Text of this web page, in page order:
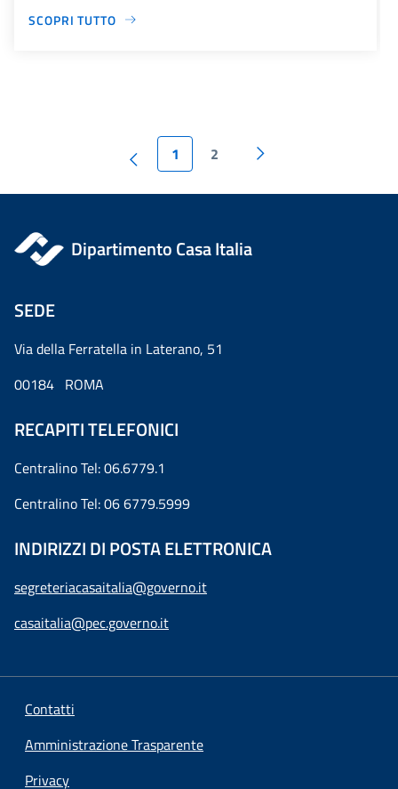
SCOPRI TUTTO
1 2
Dipartimento Casa Italia
SEDE
Via della Ferratella in Laterano, 51
00184 ROMA
RECAPITI TELEFONICI
Centralino Tel: 06.6779.1
Centralino Tel: 06 6779.5999
INDIRIZZI DI POSTA ELETTRONICA
segreteriacasaitalia@governo.it
casaitalia@pec.governo.it
Contatti
Amministrazione Trasparente
Privacy